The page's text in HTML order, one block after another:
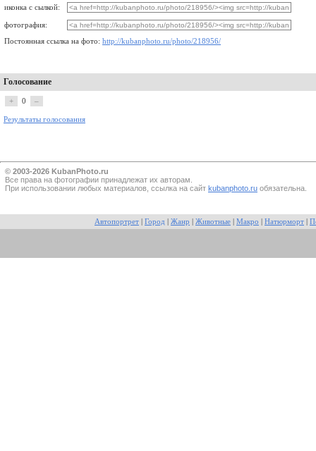
иконка с сылкой:
фотография:
Постоянная ссылка на фото: http://kubanphoto.ru/photo/218956/
Голосование
+ 0 –
Результаты голосования
© 2003-2026 KubanPhoto.ru
Все прaва на фотографии принадлежат их авторам.
При использовании любых материалов, ссылка на сайт kubanphoto.ru обязательна.
Автопортрет Город Жанр Животные Макро Натюрморт